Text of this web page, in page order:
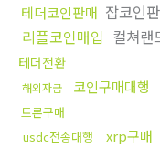
테더코인판매 잡코인
리플코인매입 컬쳐랜
테더전환
해외자금 코인구매대행
트론구매
usdc전송대행
xrp구매